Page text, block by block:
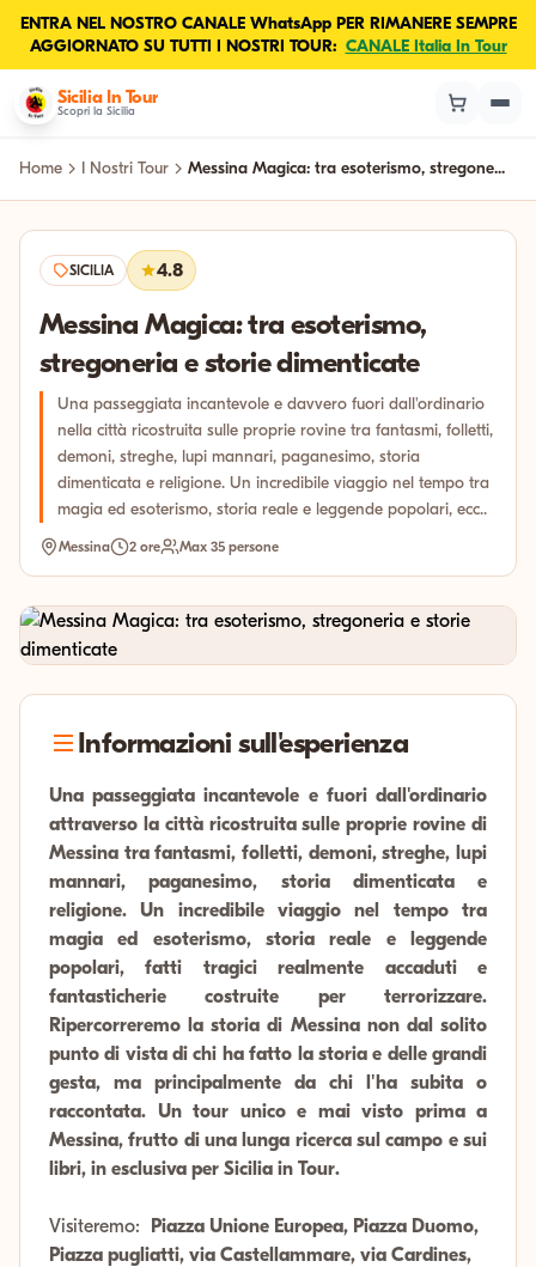
ENTRA NEL NOSTRO CANALE WhatsApp PER RIMANERE SEMPRE
AGGIORNATO SU TUTTI I NOSTRI TOUR: CANALE Italia In Tour
Sicilia In Tour
Scopri la Sicilia
Home I Nostri Tour Messina Magica: tra esoterismo, stregone...
SICILIA 4.8
Messina Magica: tra esoterismo,
stregoneria e storie dimenticate
Una passeggiata incantevole e davvero fuori dall'ordinario
nella città ricostruita sulle proprie rovine tra fantasmi, folletti,
demoni, streghe, lupi mannari, paganesimo, storia
dimenticata e religione. Un incredibile viaggio nel tempo tra
magia ed esoterismo, storia reale e leggende popolari, ecc..
Messina 2 ore Max 35 persone
Informazioni sull'esperienza
Una passeggiata incantevole e fuori dall'ordinario
attraverso la città ricostruita sulle proprie rovine di
Messina tra fantasmi, folletti, demoni, streghe, lupi
mannari, paganesimo, storia dimenticata e
religione. Un incredibile viaggio nel tempo tra
magia ed esoterismo, storia reale e leggende
popolari, fatti tragici realmente accaduti e
fantasticherie costruite per terrorizzare.
Ripercorreremo la storia di Messina non dal solito
punto di vista di chi ha fatto la storia e delle grandi
gesta, ma principalmente da chi l'ha subita o
raccontata. Un tour unico e mai visto prima a
Messina, frutto di una lunga ricerca sul campo e sui
libri, in esclusiva per Sicilia in Tour.
Visiteremo:
Piazza Unione Europea, Piazza Duomo,
Piazza pugliatti, via Castellammare, via Cardines,